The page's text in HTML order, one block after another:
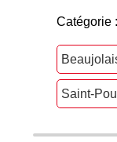
Catégorie :
Saint-